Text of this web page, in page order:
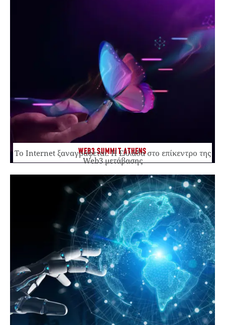
WEB3 SUMMIT ATHENS
Το Internet ξαναγράφεται. Η Ελλάδα στο επίκεντρο της
Web3 μετάβασης